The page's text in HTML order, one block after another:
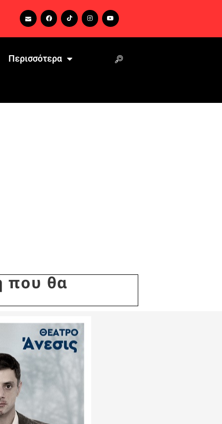
Περισσότερα
που θα